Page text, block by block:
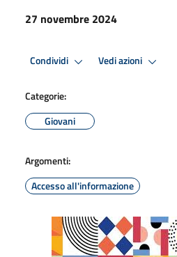
27 novembre 2024
Condividi Vedi azioni
Categorie:
Giovani
Argomenti:
Accesso all'informazione